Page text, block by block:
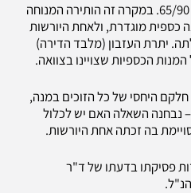
מקרה כאמור נדון ב-ת"ע (חי') 65/90. במקרה זה הותירה המנוחה
כספית מוגדרת, ולאחת היורשות
יתרת העזבון (מלבד הדירה)
הכספיות שצויינו בצוואה.
היחסי של כל הזוכים במנה,
להוראת סעיף 109(ג) – נבחנה השאלה האם יש לכלול
בה זכתה אחת היורשות.
פסיקתו בדעתו של ד"ר